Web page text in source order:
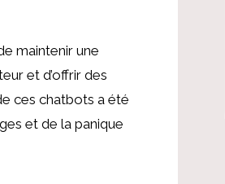
maintenir une
et d’offrir des
ces chatbots a été
et de la panique